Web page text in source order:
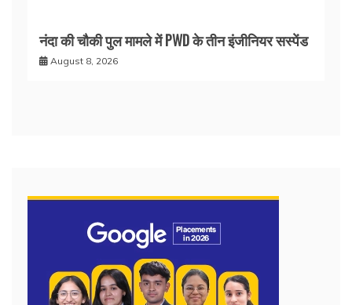
नंदा की चौकी पुल मामले में PWD के तीन इंजीनियर सस्पेंड
August 8, 2026